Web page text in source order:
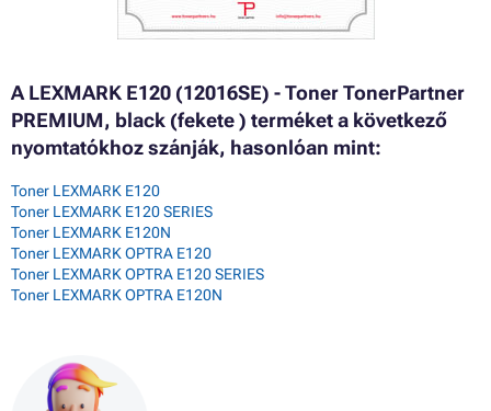
A LEXMARK E120 (12016SE) - Toner TonerPartner
PREMIUM, black (fekete ) terméket a következő
nyomtatókhoz szánják, hasonlóan mint:
Toner LEXMARK E120
Toner LEXMARK E120 SERIES
Toner LEXMARK E120N
Toner LEXMARK OPTRA E120
Toner LEXMARK OPTRA E120 SERIES
Toner LEXMARK OPTRA E120N